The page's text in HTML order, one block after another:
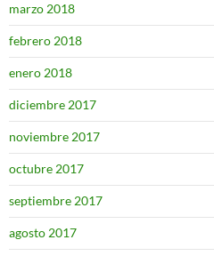
marzo 2018
febrero 2018
enero 2018
diciembre 2017
noviembre 2017
octubre 2017
septiembre 2017
agosto 2017